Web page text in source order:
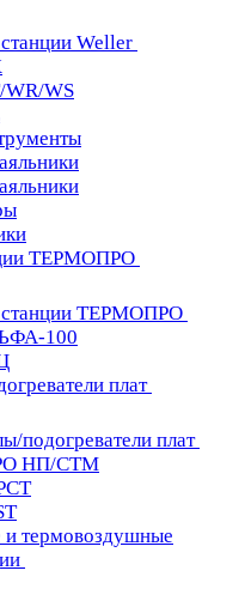
Weller
WR/WS
ТЕРМОПРО
станции ТЕРМОПРО
100
плат
подогреватели плат
НП/СТМ
термовоздушные